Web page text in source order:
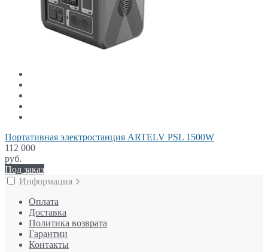
Портативная электростанция ARTELV PSL 1500W
112 000
руб.
Под заказ
Информация
Оплата
Доставка
Политика возврата
Гарантии
Контакты